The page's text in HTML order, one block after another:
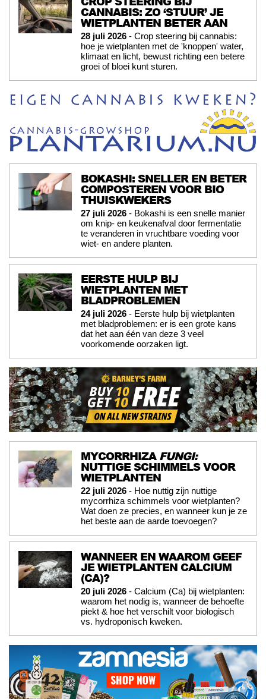
CANNABIS: ZO ‘STUUR’ JE
WIETPLANTEN BETER AAN
28 juli 2026 - Crop steering bij cannabis:
hoe je wietplanten met de 'knoppen' water,
klimaat en licht, bewust richting een betere
groei of bloei kunt sturen.
BOKASHI: SNELLER EN BETER
COMPOSTEREN VOOR BIO
THUISKWEKERS
27 juli 2026 - Bokashi is een snelle manier
om knip- en keukenafval door fermentatie
te veranderen in vruchtbare voeding voor
wiet- en andere planten.
EERSTE HULP BIJ
WIETPLANTEN MET
BLADPROBLEMEN
24 juli 2026 - Eerste hulp bij wietplanten
met bladproblemen: er is een grote kans
dat het aan één van deze 3 veel
voorkomende oorzaken ligt.
MYCORRHIZAFUNGI:
NUTTIGE SCHIMMELS VOOR
WIETPLANTEN
22 juli 2026 - Hoe nuttig zijn nuttige
mycorrhiza schimmels voor wietplanten?
Wat doen ze precies, en wanneer kun je ze
het beste aan de aarde toevoegen?
WANNEER EN WAAROM GEEF
JE WIETPLANTEN CALCIUM
(CA)?
20 juli 2026 - Calcium (Ca) bij wietplanten:
waarom het nodig is, wanneer de behoefte
piekt & hoe het verschilt voor biologisch
vs. hydroponisch kweken.